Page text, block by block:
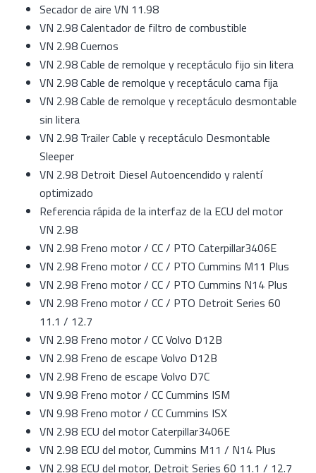
Secador de aire VN 11.98
VN 2.98 Calentador de filtro de combustible
VN 2.98 Cuernos
VN 2.98 Cable de remolque y receptáculo fijo sin litera
VN 2.98 Cable de remolque y receptáculo cama fija
VN 2.98 Cable de remolque y receptáculo desmontable
sin litera
VN 2.98 Trailer Cable y receptáculo Desmontable
Sleeper
VN 2.98 Detroit Diesel Autoencendido y ralentí
optimizado
Referencia rápida de la interfaz de la ECU del motor
VN 2.98
VN 2.98 Freno motor / CC / PTO Caterpillar3406E
VN 2.98 Freno motor / CC / PTO Cummins M11 Plus
VN 2.98 Freno motor / CC / PTO Cummins N14 Plus
VN 2.98 Freno motor / CC / PTO Detroit Series 60
11.1 / 12.7
VN 2.98 Freno motor / CC Volvo D12B
VN 2.98 Freno de escape Volvo D12B
VN 2.98 Freno de escape Volvo D7C
VN 9.98 Freno motor / CC Cummins ISM
VN 9.98 Freno motor / CC Cummins ISX
VN 2.98 ECU del motor Caterpillar3406E
VN 2.98 ECU del motor, Cummins M11 / N14 Plus
VN 2.98 ECU del motor, Detroit Series 60 11.1 / 12.7